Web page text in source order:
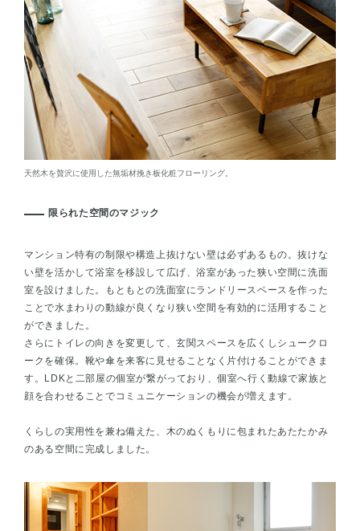
天然木を贅沢に使用した無垢材挽き板化粧フローリング。
限られた空間のマジック
マンション特有の制限や構造上抜けない壁は必ずあるもの。抜けな
い壁を活かして浴室を移設して広げ、浴室があった狭い空間に洗面
室を設けました。もともとの洗面室にランドリースペースを作った
ことで水まわりの動線が良くなり狭い空間を有効的に活用すること
ができました。
さらにトイレの向きを変更して、玄関スペースを広くしシュークロ
ークを確保。靴や傘を来客に見せることなく片付けることができま
す。LDKと二部屋の個室が繋がっており、個室へ行く動線で家族と
顔を合わせることでコミュニケーションの機会が増えます。
くらしの実用性を兼ね備えた、木のぬくもりに包まれたあたたかみ
のある空間に完成しました。